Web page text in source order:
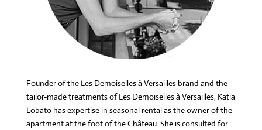
Founder of the Les Demoiselles à Versailles brand and the
tailor-made treatments of Les Demoiselles à Versailles, Katia
Lobato has expertise in seasonal rental as the owner of the
apartment at the foot of the Château. She is consulted for